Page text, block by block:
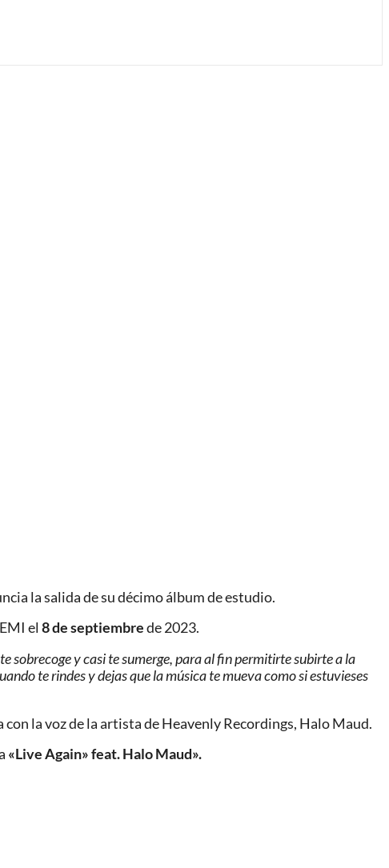
la salida de su décimo álbum de estudio.
el 8 de septiembrede 2023.
sobrecoge y casi te sumerge, para al fin permitirte subirte a la
te rindes y dejas que la música te mueva como si estuvieses
la voz de la artista de Heavenly Recordings, Halo Maud.
«Live Again» feat. Halo Maud».